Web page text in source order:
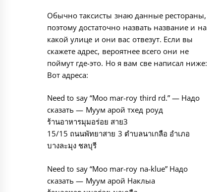
Обычно таксисты знаю данные рестораны,
поэтому достаточно назвать название и на
какой улице и они вас отвезут. Если вы
скажете адрес, вероятнее всего они не
поймут где-это. Но я вам све написал ниже:
Вот адреса:
Need to say “Moo mar-roy third rd.” — Надо
сказать — Муум арой тхед роуд
ร้านอาหารมุมอร่อย สาย3
15/15 ถนนพัทยาสาย 3 ตำบลนาเกลือ อำเภอ
บางละมุง ชลบุรี
Need to say “Moo mar-roy na-klue” Надо
сказать — Муум арой Наклыа